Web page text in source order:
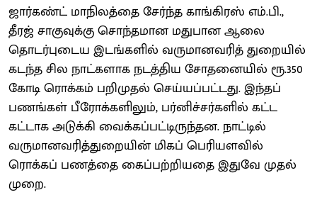
ஜார்கண்ட் மாநிலத்தை சேர்ந்த காங்கிரஸ் எம்.பி.,
தீரஜ் சாகுவுக்கு சொந்தமான மதுபான ஆலை
தொடர்புடைய இடங்களில் வருமானவரித் துறையில்
கடந்த சில நாட்களாக நடத்திய சோதனையில் ரூ.350
கோடி ரொக்கம் பறிமுதல் செய்யப்பட்டது. இந்தப்
பணங்கள் பீரோக்களிலும், பர்னிச்சர்களில் கட்ட
கட்டாக அடுக்கி வைக்கப்பட்டிருந்தன. நாட்டில்
வருமானவரித்துறையின் மிகப் பெரியளவில்
ரொக்கப் பணத்தை கைப்பற்றியதை இதுவே முதல்
முறை.